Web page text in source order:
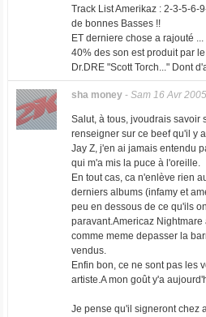
Track List Amerikaz : 2-3-5-6-
de bonnes Basses !!
ET derniere chose a rajouté
40% des son est produit par
Dr.DRE "Scott Torch..." Dont
sha money- Sam 16 Avr 2005
Salut, à tous, jvoudrais savoir
renseigner sur ce beef qu'il y
Jay Z, j'en ai jamais entendu
qui m'a mis la puce à l'oreille.
En tout cas, ca n'enlève rien
derniers albums (infamy et
peu en dessous de ce qu'ils
paravant.Americaz
comme meme depasser la
vendus.
Enfin bon, ce ne sont pas les
artiste.A mon goût y'a
Je pense qu'il signeront chez